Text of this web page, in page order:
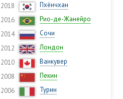
2018
Пхёнчхан
2016
Рио-де-Жанейро
2014
Сочи
2012
Лондон
2010
Ванкувер
2008
Пекин
2006
Турин